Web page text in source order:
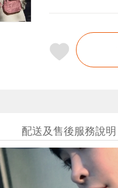
配送及售後服務說明